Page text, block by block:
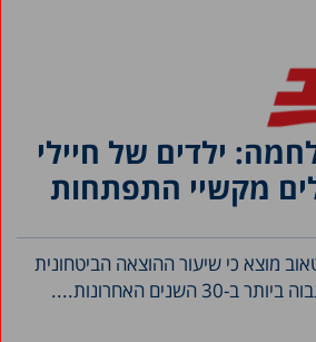
ילדים של חיילי
מקשיי התפתחות
מוצא כי שיעור ההוצאה הביטחונית
השנים האחרונות....